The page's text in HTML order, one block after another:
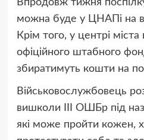
Впродовж тижня
можна буде у ЦНАПі на
Крім того, у центрі
офіційного штабного
збиратимуть кошти на
Військовослужбовець
вишколи ІІІ ОШБр під
які може пройти кожен,